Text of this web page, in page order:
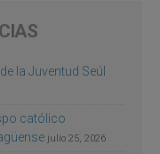
la Juventud Seúl
católico
julio 25, 2026